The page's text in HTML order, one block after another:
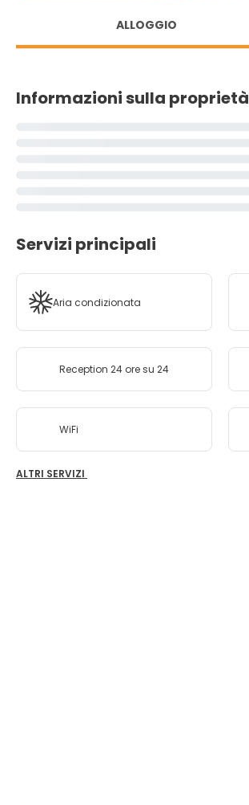
ALLOGGIO
Informazioni sulla proprietà
Servizi principali
Aria condizionata
Reception 24 ore su 24
WiFi
ALTRI SERVIZI